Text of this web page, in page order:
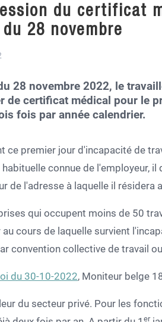
du certificat
28 novembre
28 novembre 2022, le
de certificat médical pour le
fois par année calendrier.
ce premier jour d'incapacité de
habituelle connue de l'employeur,
de l'adresse à laquelle il résidera
qui occupent moins de 50
cours de laquelle survient
convention collective de travail
du 30-10-2022, Moniteur belge
du secteur privé. Pour les
er